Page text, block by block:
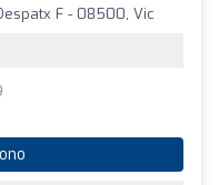
F - 08500, Vic